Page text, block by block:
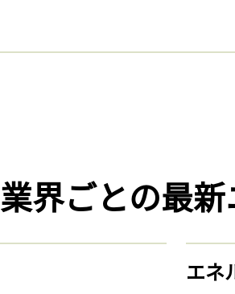
業界ごとの最
エネ